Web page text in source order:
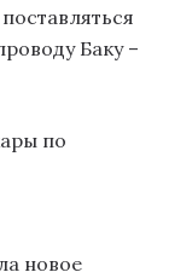
Баку –
по
новое